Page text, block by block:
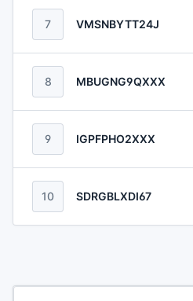
7 VMSNBYTT24J
8 MBUGNG9QXXX
9 IGPFPHO2XXX
10 SDRGBLXDI67